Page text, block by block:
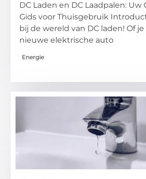
DC Laden en DC Laadpalen: Uw
Gids voor Thuisgebruik
bij de wereld van DC laden! Of
nieuwe elektrische auto
Energie